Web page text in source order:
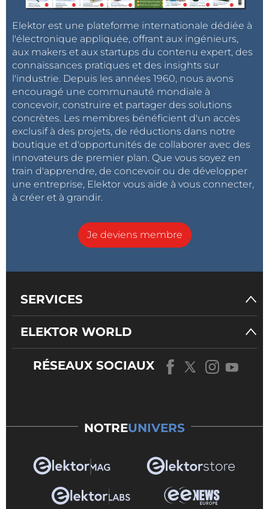
Elektor est une plateforme internationale dédiée à
l'électronique appliquée, offrant aux ingénieurs,
aux makers et aux startups du contenu expert, des
connaissances pratiques et des insights sur
l'industrie. Depuis les années 1960, nous avons
encouragé une communauté mondiale à
concevoir, construire et partager des solutions
concrètes. Les membres bénéficient d'un accès
exclusif à des projets, de réductions dans notre
boutique et d'opportunités de collaborer avec des
innovateurs de premier plan. Que vous soyez en
train d'apprendre, de concevoir ou de développer
une entreprise, Elektor vous aide à vous connecter,
à créer et à grandir.
Je deviens membre
SERVICES
ELEKTOR WORLD
RÉSEAUX SOCIAUX
NOTREUNIVERS